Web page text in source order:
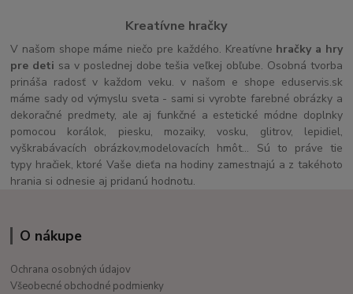
Kreatívne hračky
V našom shope máme niečo pre každého. Kreatívne hračky a hry
pre deti sa v poslednej dobe tešia veľkej obľube. Osobná tvorba
prináša radosť v každom veku. v našom e shope eduservis.sk
máme sady od výmyslu sveta - sami si vyrobte farebné obrázky a
dekoračné predmety, ale aj funkčné a estetické módne doplnky
pomocou korálok, piesku, mozaiky, vosku, glitrov, lepidiel,
vyškrabávacích obrázkov,modelovacích hmôt... Sú to práve tie
typy hračiek, ktoré Vaše dieťa na hodiny zamestnajú a z takéhoto
hrania si odnesie aj pridanú hodnotu.
O nákupe
Ochrana osobných údajov
Všeobecné obchodné podmienky